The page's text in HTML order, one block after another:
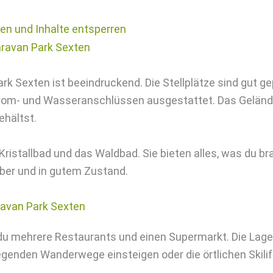
und Inhalte entsperren
Sexten ist beeindruckend. Die Stellplätze sind gut
und Wasseranschlüssen ausgestattet. Das
und das Waldbad. Sie bieten alles, was du
und in gutem Zustand.
mehrere Restaurants und einen Supermarkt. Die
Wanderwege einsteigen oder die örtlichen